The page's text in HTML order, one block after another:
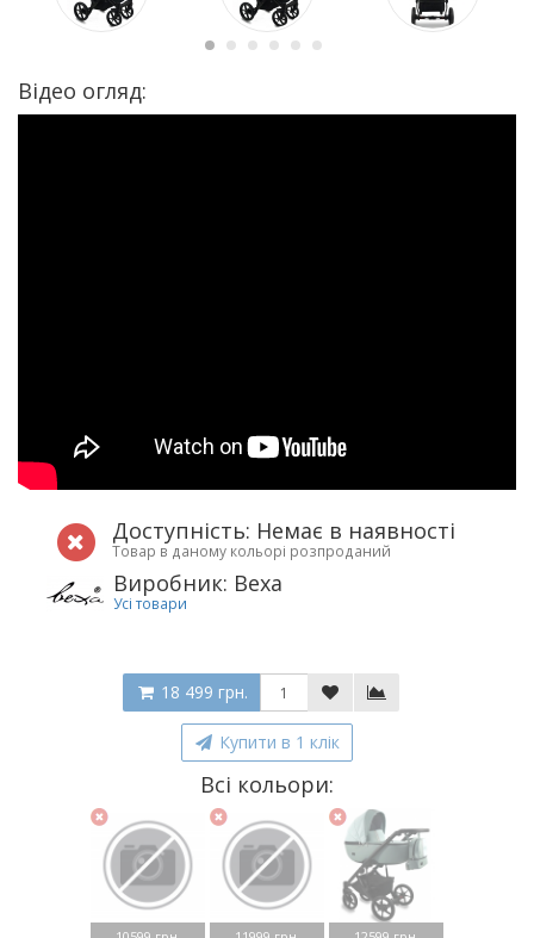
Відео огляд:
Доступність: Немає в наявності
Товар в даному кольорі розпроданий
Виробник: Bexa
Усі товари
18 499 грн.
Купити в 1 клік
Всі кольори: